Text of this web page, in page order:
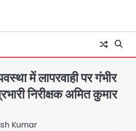
में लापरवाही पर गंभीर
निरीक्षक अमित कुमार
Kumar